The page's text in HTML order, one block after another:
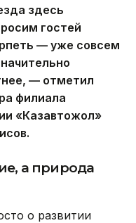
здесь
гостей
— уже совсем
— отметил
филиала
«Казавтожол»
а природа
о развитии